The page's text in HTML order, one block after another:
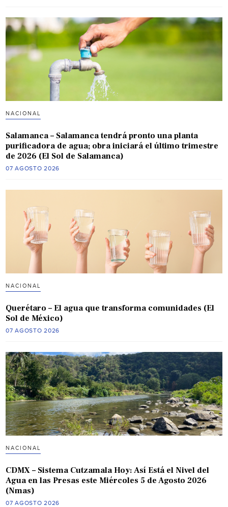
NACIONAL
Salamanca – Salamanca tendrá pronto una planta
purificadora de agua; obra iniciará el último trimestre
de 2026 (El Sol de Salamanca)
07 AGOSTO 2026
NACIONAL
Querétaro – El agua que transforma comunidades (El
Sol de México)
07 AGOSTO 2026
NACIONAL
CDMX – Sistema Cutzamala Hoy: Así Está el Nivel del
Agua en las Presas este Miércoles 5 de Agosto 2026
(Nmas)
07 AGOSTO 2026